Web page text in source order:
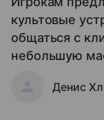
культовые
общаться с
небольшую
Денис